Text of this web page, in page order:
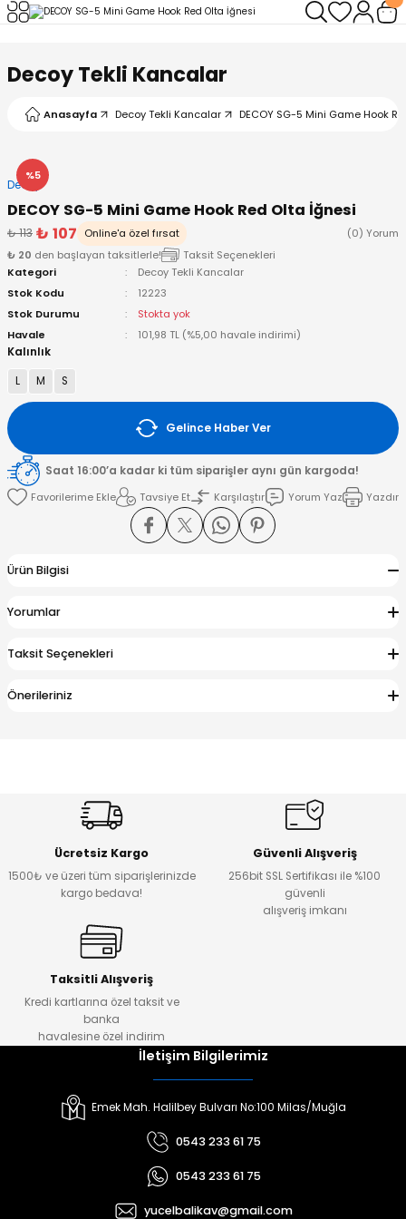
Decoy Tekli Kancalar
Anasayfa Decoy Tekli Kancalar DECOY SG-5 Mini Game Hook
%5
Decoy
DECOY SG-5 Mini Game Hook Red Olta İğnesi
₺ 113 ₺ 107 Online'a özel fırsat
(0) Yorum
₺ 20 den başlayan taksitlerle!
Taksit Seçenekleri
Kategori
Decoy Tekli Kancalar
Stok Kodu
12223
Stok Durumu
Stokta yok
Havale
101,98 TL (%5,00 havale indirimi)
Kalınlık
L
M S
Gelince Haber Ver
Saat 16:00’a kadar ki tüm siparişler aynı gün kargoda!
Tavsiye Et
Karşılaştır Yorum Yaz Yazdır
Ürün Bilgisi
Yorumlar
Taksit Seçenekleri
Önerileriniz
Ücretsiz Kargo
1500₺ ve üzeri tüm siparişlerinizde
kargo bedava!
Güvenli Alışveriş
256bit SSL Sertifikası ile %100
güvenli
alışveriş imkanı
Taksitli Alışveriş
Kredi kartlarına özel taksit ve
banka
havalesine özel indirim
İletişim Bilgilerimiz
Emek Mah. Halilbey Bulvarı No:100 Milas/Muğla
0543 233 61 75
0543 233 61 75
yucelbalikav@gmail.com
Geri Dön
Makineleri
Geri Dön
Kamışlar
Geri Dön
Misinalar
Misinalar
Geri Dön
- Klips
Halka
Geri Dön
Geri Dön
& El Feneri